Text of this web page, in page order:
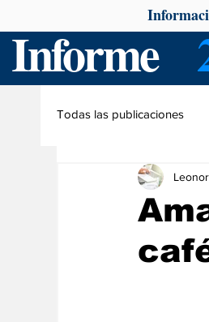
Informe
Todas las publicaciones